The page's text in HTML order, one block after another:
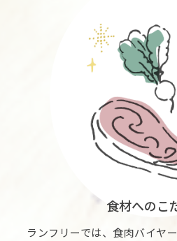
食材へのこ
ランフリーでは、食肉バイヤ